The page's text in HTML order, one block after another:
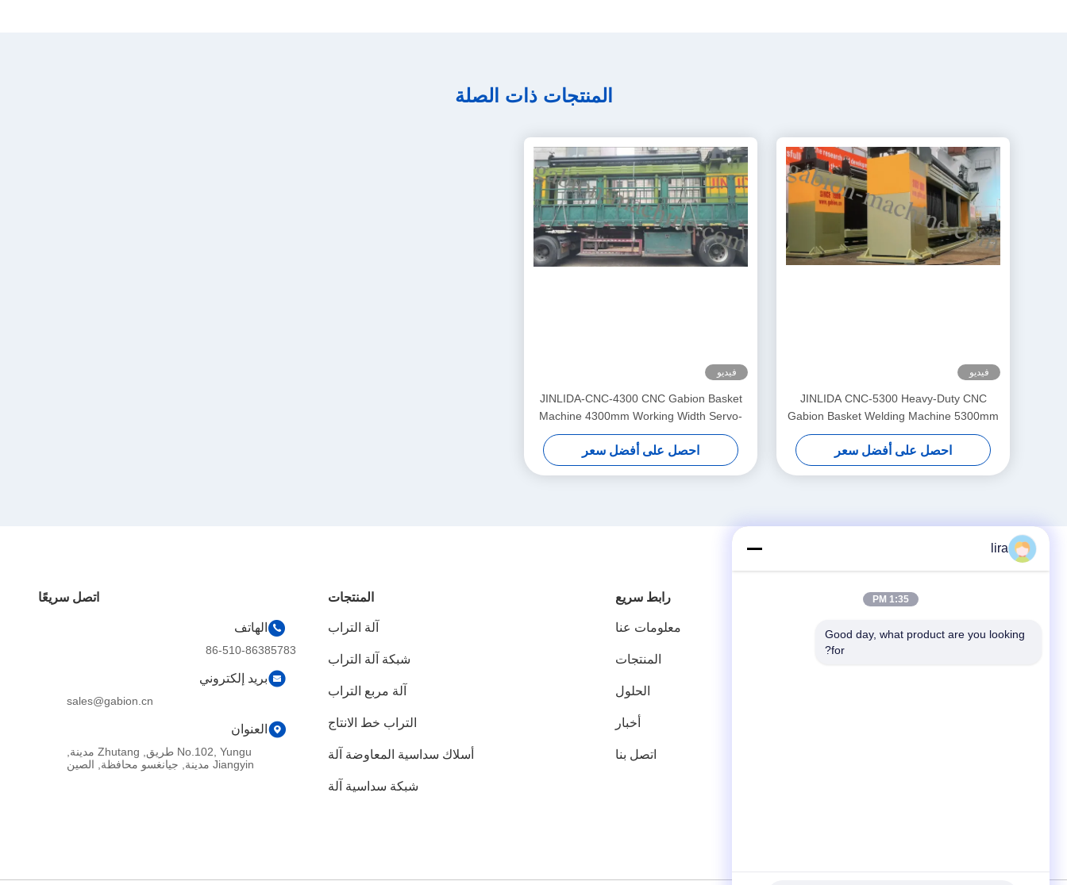
المنتجات ذات الصلة
فيديو
JINLIDA CNC-5300 Heavy-Duty CNC
Gabion Basket Welding Machine 5300mm
Width Double Twist Mesh Production
Equipment
احصل على أفضل سعر
فيديو
JINLIDA-CNC-4300 CNC Gabion Basket
Machine 4300mm Working Width Servo-
Driven Double Twist Mesh Equipment
احصل على أفضل سعر
رابط سريع
معلومات عنا
المنتجات
الحلول
أخبار
اتصل بنا
المنتجات
آلة التراب
شبكة آلة التراب
آلة مربع التراب
التراب خط الانتاج
أسلاك سداسية المعاوضة آلة
شبكة سداسية آلة
اتصل سريعًا
الهاتف
86-510-86385783
بريد إلكتروني
sales@gabion.cn
العنوان
No.102, Yungu طريق, Zhutang مدينة,
Jiangyin مدينة, جيانغسو محافظة, الصين
lira
1:35 PM
Good day, what product are you looking
for?